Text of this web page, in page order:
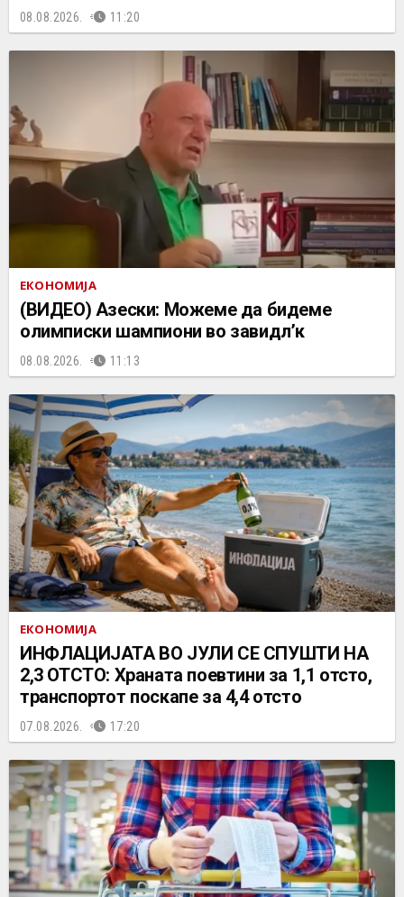
08.08.2026. 11:20
ЕКОНОМИЈА
(ВИДЕО) Азески: Можеме да бидеме
олимписки шампиони во завидл’к
08.08.2026. 11:13
ЕКОНОМИЈА
ИНФЛАЦИЈАТА ВО ЈУЛИ СЕ СПУШТИ НА
2,3 ОТСТО: Храната поевтини за 1,1 отсто,
транспортот поскапе за 4,4 отсто
07.08.2026. 17:20